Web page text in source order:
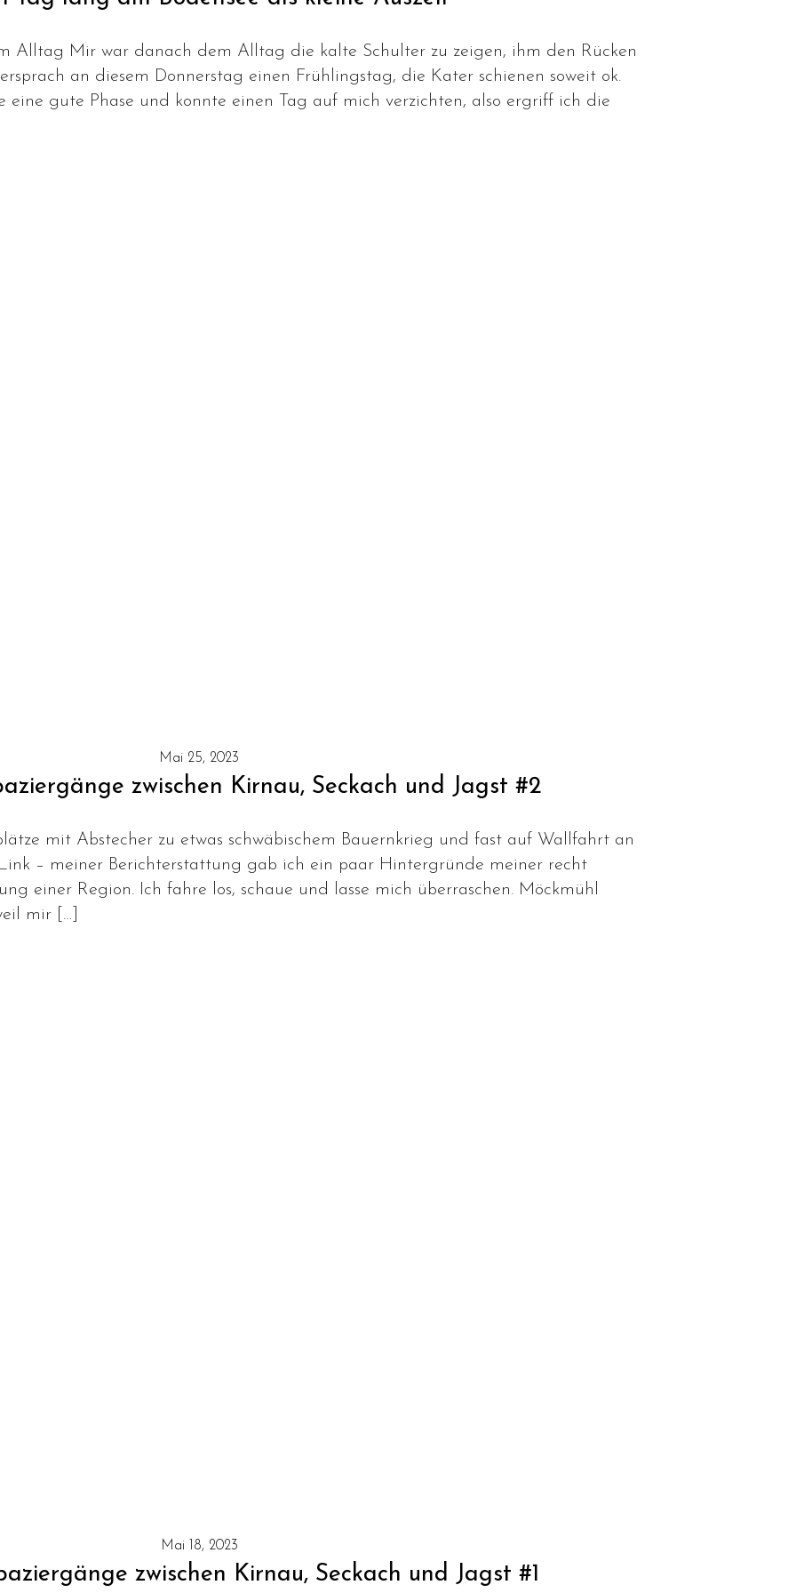
Alltag Mir war danach dem Alltag die kalte Schulter zu zeigen, ihm den Rücken
an diesem Donnerstag einen Frühlingstag, die Kater schienen soweit ok.
eine gute Phase und konnte einen Tag auf mich verzichten, also ergriff ich die
Mai 25, 2023
zwischen Kirnau, Seckach und Jagst #2
mit Abstecher zu etwas schwäbischem Bauernkrieg und fast auf Wallfahrt an
– meiner Berichterstattung gab ich ein paar Hintergründe meiner recht
einer Region. Ich fahre los, schaue und lasse mich überraschen. Möckmühl
mir […]
Mai 18, 2023
zwischen Kirnau, Seckach und Jagst #1